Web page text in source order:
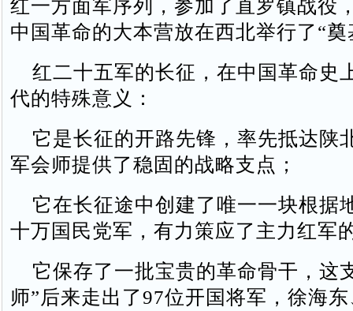
红一方面军序列，参加了直罗镇战役
中国革命的大本营放在西北举行了“奠
红二十五军的长征，在中国革命史
代的特殊意义：
它是长征的开路先锋，率先抵达陕
军会师提供了稳固的战略支点；
它在长征途中创建了唯一一块根据
十万国民党军，有力策应了主力红军
它保存了一批宝贵的革命骨干，这
师”后来走出了97位开国将军，徐海